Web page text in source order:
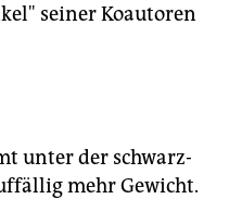
seiner Koautoren
unter der schwarz-
mehr Gewicht.